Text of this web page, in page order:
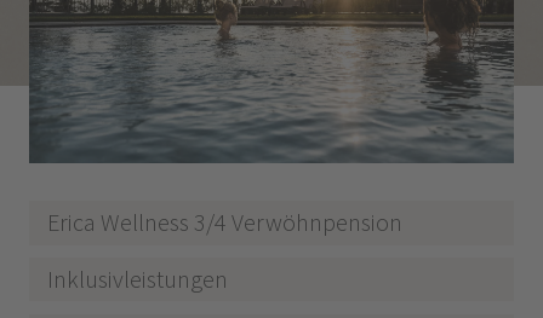
Erica Wellness 3/4 Verwöhnpension
Inklusivleistungen